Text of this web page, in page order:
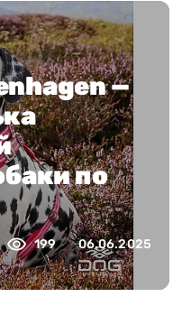
—
по
199 06.06.2025